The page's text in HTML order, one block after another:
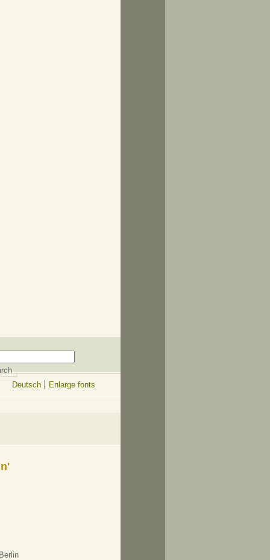
Deutsch Enlarge fonts